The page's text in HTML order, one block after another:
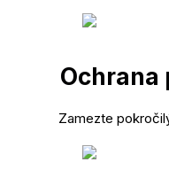
Zamezte